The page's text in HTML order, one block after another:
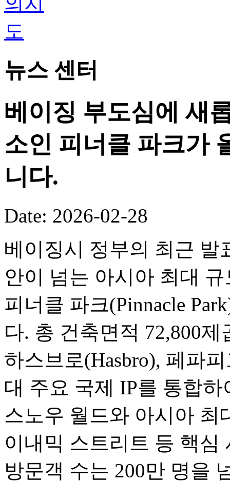
뉴스 센터
베이징 부도심에 새
소인 피너클 파크가
니다.
Date: 2026-02-28
베이징시 정부의 최근 발
안이 넘는 아시아 최대
피너클 파크(Pinnacle
다. 총 건축면적 72,800
하스브로(Hasbro), 페파
대 주요 국제 IP를 통합
스노우 월드와 아시아 최
이내믹 스트리트 등 핵심
방문객 수는 200만 명을